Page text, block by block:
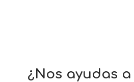
¿Nos ayudas